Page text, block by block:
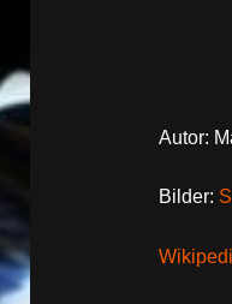
Autor:
Bilder: